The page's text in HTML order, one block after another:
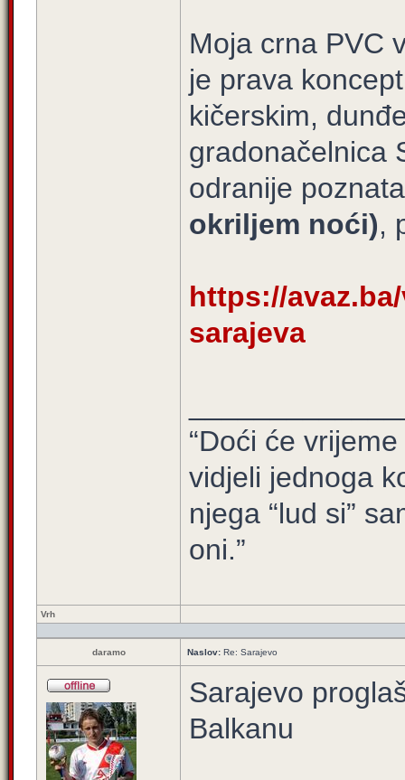
Moja crna PVC
je prava
kičerskim,
gradonačelnica
odranije
okriljem noći),
https://
sarajeva
“Doći će
vidjeli jednoga
njega “lud si”
oni.”
Vrh
daramo Naslov: Re: Sarajevo
Sarajevo
Balkanu